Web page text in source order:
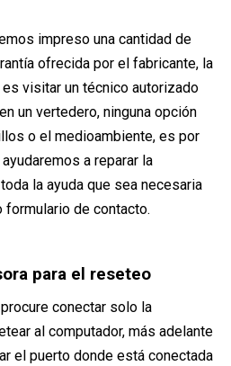
impreso una cantidad de
ofrecida por el fabricante, la
visitar un técnico autorizado
un vertedero, ninguna opción
o el medioambiente, es por
a reparar la
la ayuda que sea necesaria
de contacto.
para el reseteo
conectar solo la
al computador, más adelante
el puerto donde está conectada